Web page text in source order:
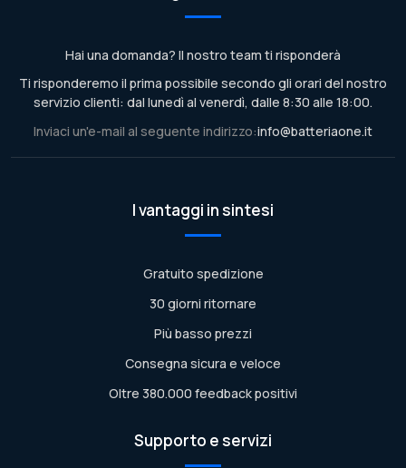
Hai una domanda? Il nostro team ti risponderà
Ti risponderemo il prima possibile secondo gli orari del nostro
servizio clienti: dal lunedì al venerdì, dalle 8:30 alle 18:00.
Inviaci un'e-mail al seguente indirizzo:info@batteriaone.it
I vantaggi in sintesi
Gratuito spedizione
30 giorni ritornare
Più basso prezzi
Consegna sicura e veloce
Oltre 380.000 feedback positivi
Supporto e servizi